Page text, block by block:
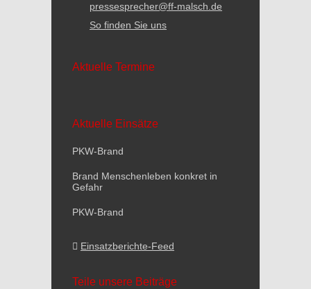
pressesprecher@ff-malsch.de
So finden Sie uns
Aktuelle Termine
Aktuelle Einsätze
PKW-Brand
Brand Menschenleben konkret in
Gefahr
PKW-Brand
Einsatzberichte-Feed
Teile unsere Beiträge